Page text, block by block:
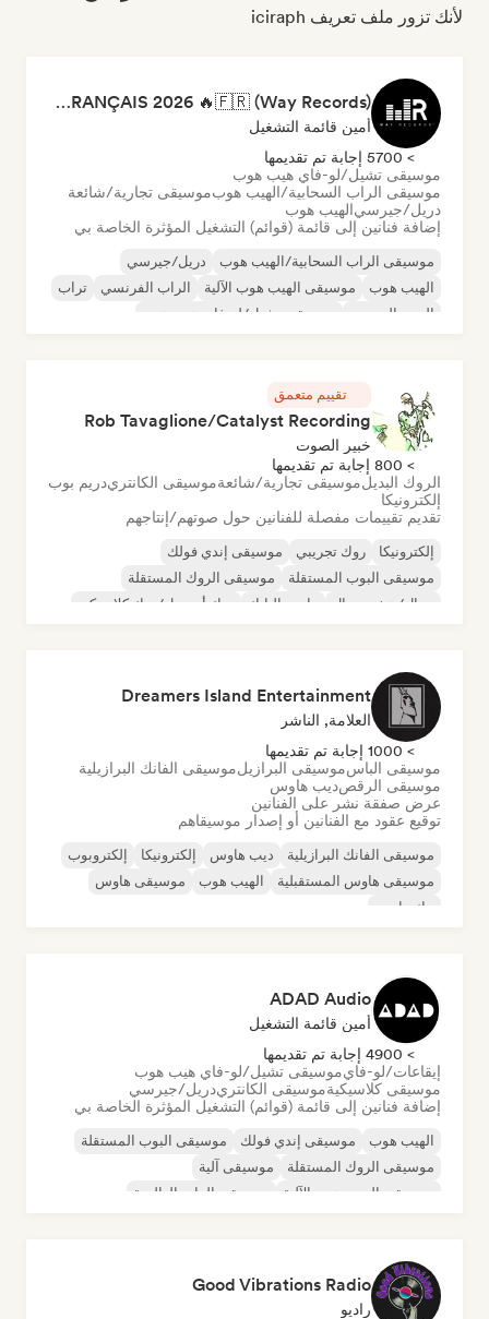
لأنك تزور ملف تعريف iciraph
RAP FRANÇAIS 2026 🔥🇫🇷 (Way Records)
أمين قائمة التشغيل
> 5700 إجابة تم تقديمها
موسيقى تشيل/لو-فاي هيب هوب
موسيقى الراب السحابية/الهيب هوبموسيقى تجارية/شائعة
دريل/جيرسيالهيب هوب
إضافة فنانين إلى قائمة (قوائم) التشغيل المؤثرة الخاصة بي
موسيقى الراب السحابية/الهيب هوب
دريل/جيرسي
الهيب هوب
موسيقى الهيب هوب الآلية الراب الفرنسي
تراب
البوب الحضري
موسيقى تشيل/لو-فاي هيب هوب
تقييم متعمق
Rob Tavaglione/Catalyst Recording
خبير الصوت
> 800 إجابة تم تقديمها
الروك البديلموسيقى تجارية/شائعةموسيقى الكانتريدريم بوب
إلكترونيكا
تقديم تقييمات مفصلة للفنانين حول صوتهم/إنتاجهم
إلكترونيكا روك تجريبي
موسيقى إندي فولك
موسيقى البوب المستقلة
موسيقى الروك المستقلة
ميتال/هيفي ميتال
ما بعد البانك روك أند رول/روك كلاسيكي
Dreamers Island Entertainment
العلامة, الناشر
> 1000 إجابة تم تقديمها
موسيقى الباسموسيقى البرازيلموسيقى الفانك البرازيلية
موسيقى الرقصديب هاوس
عرض صفقة نشر على الفنانين
توقيع عقود مع الفنانين أو إصدار موسيقاهم
موسيقى الفانك البرازيلية ديب هاوس إلكترونيكا
إلكتروبوب
موسيقى هاوس المستقبلية
الهيب هوب
موسيقى هاوس
تيك هاوس
ADAD Audio
أمين قائمة التشغيل
> 4900 إجابة تم تقديمها
إيقاعات/لو-فايموسيقى تشيل/لو-فاي هيب هوب
موسيقى كلاسيكيةموسيقى الكانتريدريل/جيرسي
إضافة فنانين إلى قائمة (قوائم) التشغيل المؤثرة الخاصة بي
الهيب هوب موسيقى إندي فولك
موسيقى البوب المستقلة
موسيقى الروك المستقلة
موسيقى آلية
موسيقى الهيب هوب الآلية
موسيقى الراب العالمية
Good Vibrations Radio
راديو